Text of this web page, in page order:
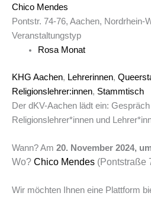
Chico Mendes
Pontstr. 74-76, Aachen, Nordrhein-
Veranstaltungstyp
Rosa Monat
KHG Aachen, Lehrerinnen,
Religionslehrer:innen, Stammtisch
Der dKV-Aachen lädt ein:
Religionslehrer*innen und
Wann? Am 20. November 2024,
Wo? Chico Mendes (Pontstraße
Wir möchten Ihnen eine Plattform